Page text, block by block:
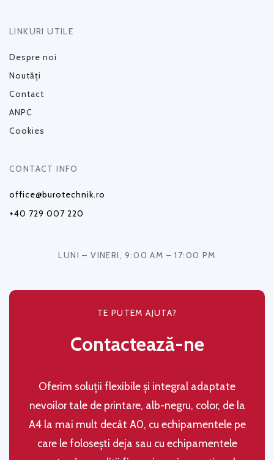
LINKURI UTILE
Despre noi
Noutăți
Contact
ANPC
Cookies
CONTACT INFO
office@burotechnik.ro
+40 729 007 220
LUNI – VINERI, 9:00 AM – 17:00 PM
TE PUTEM AJUTA?
Contactează-ne
Oferim soluţii flexibile şi integral adaptate
nevoilor tale de printare, alb-negru, color, de la
A4 la mai mult decât A0, cu echipamentele pe
care le folosești deja sau cu echipamentele